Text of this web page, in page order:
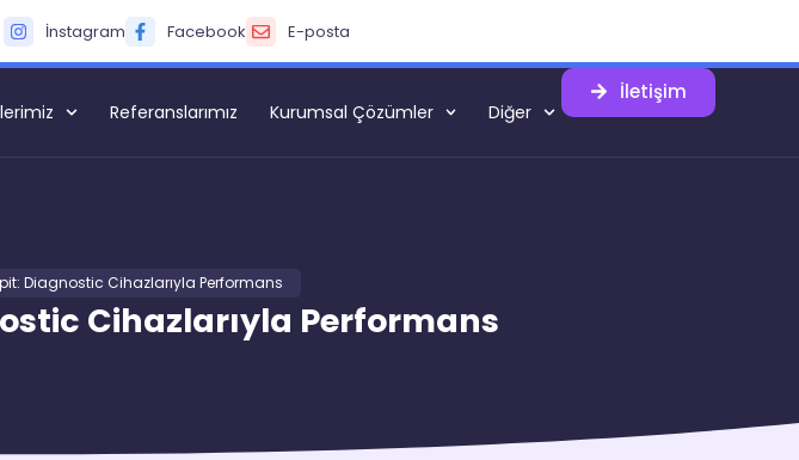
İnstagram Facebook E-posta
Referanslarımız Kurumsal Çözümler Diğer
İletişim
Diagnostic Cihazlarıyla Performans
Cihazlarıyla Performans